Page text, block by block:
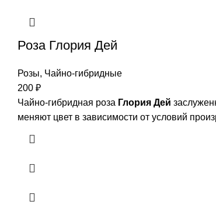
Роза Глория Дей
Розы, Чайно-гибридные
200 ₽
Чайно-гибридная роза Глория Дей
меняют цвет в зависимости от условий